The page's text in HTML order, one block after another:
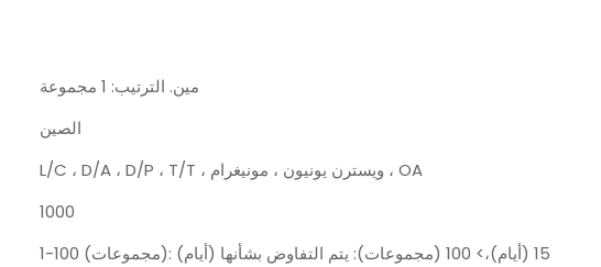
مين. الترتيب: 1 مجموعة
الصين
L/C ، D/A ، D/P ، T/T ، ويسترن يونيون ، مونيغرام ، OA
1000
1-100 (مجموعات): 15 (أيام)،> 100 (مجموعات): يتم التفاوض بشأنها (أيام)